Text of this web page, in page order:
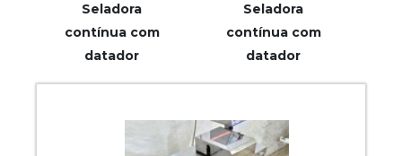
Seladora
contínua com
datador
Seladora
contínua com
datador